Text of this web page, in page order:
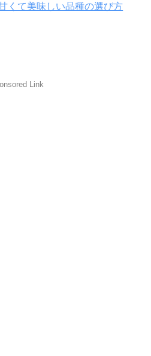
くて美味しい品種の選び方
Link